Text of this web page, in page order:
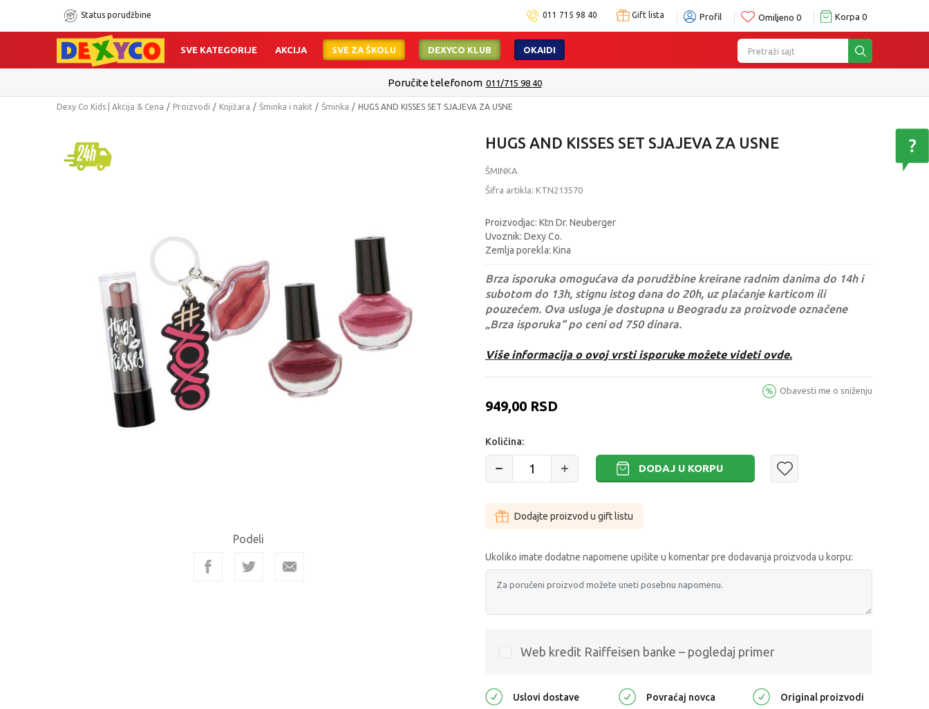
Status porudžbine 011 715 98 40 Gift lista Profil Omiljeno 0 Korpa 0
Pretraži sajt
SVE KATEGORIJE AKCIJA SVE ZA ŠKOLU DEXYCO KLUB OKAIDI
Poručite telefonom 011/715 98 40
Dexy Co Kids | Akcija & Cena Proizvodi Knjižara Šminka i nakit Šminka HUGS AND KISSES SET SJAJEVA ZA USNE
Podeli
HUGS AND KISSES SET SJAJEVA ZA USNE
ŠMINKA
Šifra artikla: KTN213570
Proizvodjac: Ktn Dr. Neuberger
Uvoznik: Dexy Co.
Zemlja porekla: Kina
Brza isporuka omogućava da porudžbine kreirane radnim danima do 14h i
subotom do 13h, stignu istog dana do 20h, uz plaćanje karticom ili
pouzećem. Ova usluga je dostupna u Beogradu za proizvode označene
„Brza isporuka“ po ceni od 750 dinara.
Više informacija o ovoj vrsti isporuke možete videti ovde.
949,00 RSD
Obavesti me o sniženju
Količina:
DODAJ U KORPU
Dodajte proizvod u gift listu
Ukoliko imate dodatne napomene upišite u komentar pre dodavanja proizvoda u korpu:
Web kredit Raiffeisen banke – pogledaj primer
Uslovi dostave Povraćaj novca Original proizvodi